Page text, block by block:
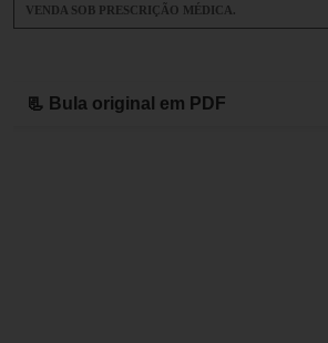
VENDA SOB PRESCRIÇÃO MÉDICA.
📃 Bula original em PDF